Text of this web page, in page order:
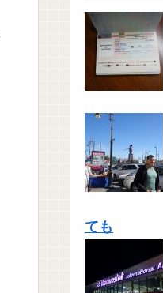
ても